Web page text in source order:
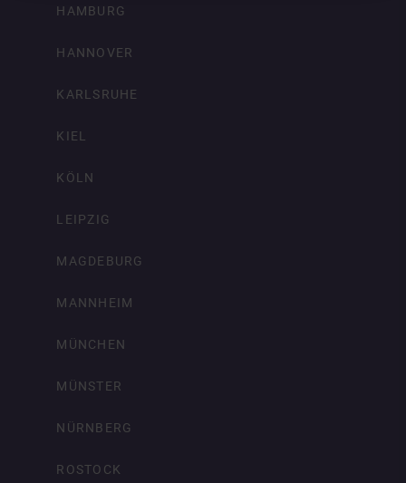
HAMBURG
HANNOVER
KARLSRUHE
KIEL
KÖLN
LEIPZIG
MAGDEBURG
MANNHEIM
MÜNCHEN
MÜNSTER
NÜRNBERG
ROSTOCK